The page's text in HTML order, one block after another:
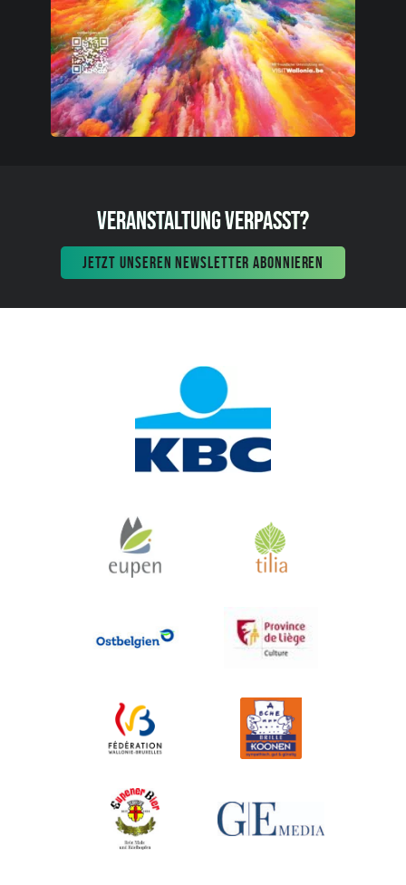
VERANSTALTUNG VERPASST?
JETZT UNSEREN NEWSLETTER ABONNIEREN